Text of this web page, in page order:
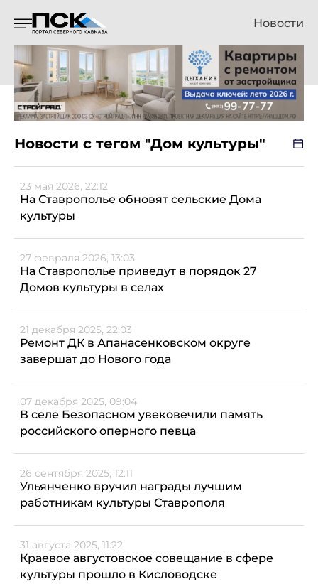
Новости
Новости с тегом "Дом культуры"
23 мая 2026, 22:12
На Ставрополье обновят сельские Дома
культуры
27 февраля 2026, 13:03
На Ставрополье приведут в порядок 27
Домов культуры в селах
21 декабря 2025, 22:03
Ремонт ДК в Апанасенковском округе
завершат до Нового года
07 декабря 2025, 09:04
В селе Безопасном увековечили память
российского оперного певца
26 сентября 2025, 12:11
Ульянченко вручил награды лучшим
работникам культуры Ставрополя
31 августа 2025, 11:22
Краевое августовское совещание в сфере
культуры прошло в Кисловодске